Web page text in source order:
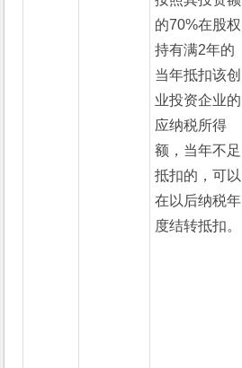
的70%在股权
持有满2年的
当年抵扣该创
业投资企业的
应纳税所得
额，当年不足
抵扣的，可以
在以后纳税年
度结转抵扣。